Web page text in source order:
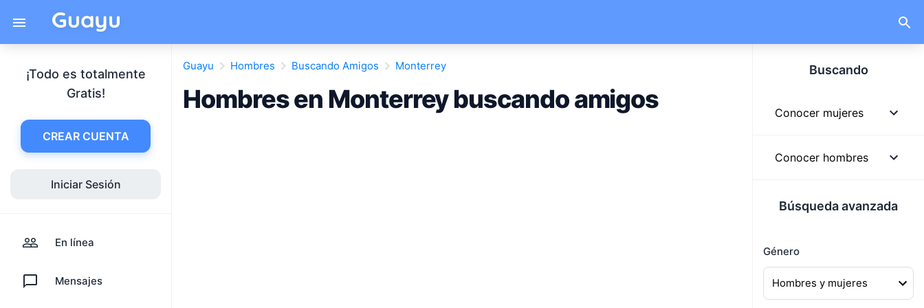
Buscando
Conocer mujeres
Mujeres lindas
Mujeres buscando
hombres
Mujeres buscando pareja
Conocer hombres
Hombres guapos
Hombres buscando
Búsqueda avanzada
Género
¡Todo es totalmente
Gratis!
CREAR CUENTA
Iniciar Sesión
En línea
Mensajes
Guayu Hombres Buscando Amigos Monterrey
Hombres en Monterrey buscando amigos